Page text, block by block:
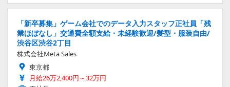
「新卒募集」ゲーム会社でのデータ入力スタッフ正社員「残
業ほぼなし」交通費全額支給・未経験歓迎/髪型・服装自由/
渋谷区渋谷2丁目
株式会社Meta Sales
東京都
月給26万2,400円～32万円